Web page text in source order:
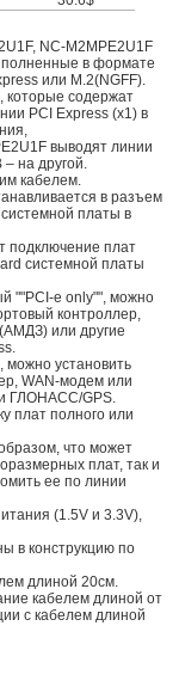
NC-M2MPE2U1F
в формате
или M.2(NGFF).
которые содержат
PCI Express (x1) в
выводят линии
на другой.
кабелем.
в разъем
платы в
подключение плат
системной платы
""PCI-e only"", можно
контроллер,
или другие
установить
WAN-модем или
ГЛОНАСС/GPS.
плат полного или
что может
плат, так и
ее по линии
(1.5V и 3.3V),
в конструкцию по
длиной 20см.
кабелем длиной от
с кабелем длиной